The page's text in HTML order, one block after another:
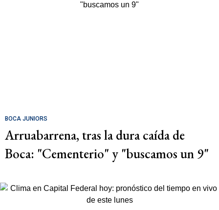
BOCA JUNIORS
Arruabarrena, tras la dura caída de
Boca: "Cementerio" y "buscamos un 9"